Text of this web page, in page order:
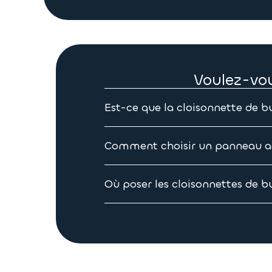
Voulez-
Est-ce que la cloisonnette de
Comment choisir un panneau
système de fixation en fonction de
Où poser les cloisonnettes de
Tempo vous permet de placer vos